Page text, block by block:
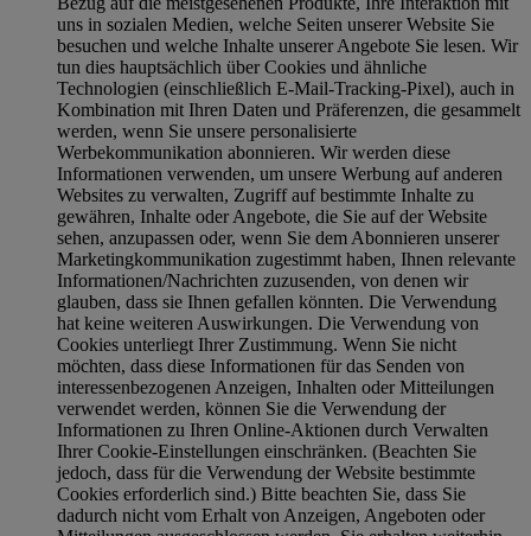
uns in sozialen Medien, welche Seiten unserer Website Sie
besuchen und welche Inhalte unserer Angebote Sie lesen. Wir
tun dies hauptsächlich über Cookies und ähnliche
Technologien (einschließlich E-Mail-Tracking-Pixel), auch in
Kombination mit Ihren Daten und Präferenzen, die gesammelt
werden, wenn Sie unsere personalisierte
Werbekommunikation abonnieren. Wir werden diese
Informationen verwenden, um unsere Werbung auf anderen
Websites zu verwalten, Zugriff auf bestimmte Inhalte zu
gewähren, Inhalte oder Angebote, die Sie auf der Website
sehen, anzupassen oder, wenn Sie dem Abonnieren unserer
Marketingkommunikation zugestimmt haben, Ihnen relevante
Informationen/Nachrichten zuzusenden, von denen wir
glauben, dass sie Ihnen gefallen könnten. Die Verwendung
hat keine weiteren Auswirkungen. Die Verwendung von
Cookies unterliegt Ihrer Zustimmung. Wenn Sie nicht
möchten, dass diese Informationen für das Senden von
interessenbezogenen Anzeigen, Inhalten oder Mitteilungen
verwendet werden, können Sie die Verwendung der
Informationen zu Ihren Online-Aktionen durch Verwalten
Ihrer Cookie-Einstellungen einschränken. (Beachten Sie
jedoch, dass für die Verwendung der Website bestimmte
Cookies erforderlich sind.) Bitte beachten Sie, dass Sie
dadurch nicht vom Erhalt von Anzeigen, Angeboten oder